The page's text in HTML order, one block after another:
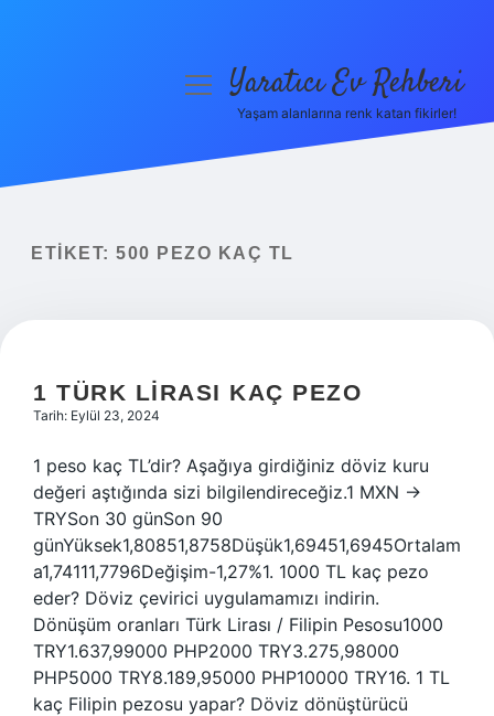
Yasal Uyarı
menüyüYaratıcı Ev Rehberi
Yaşam alanlarına renk katan fikirler!
ETIKET: 500 PEZO KAÇ TL
1 TÜRK LIRASI KAÇ PEZO
Tarih: Eylül 23, 2024
1 peso kaç TL’dir? Aşağıya girdiğiniz döviz kuru
değeri aştığında sizi bilgilendireceğiz.1 MXN →
TRYSon 30 günSon 90
günYüksek1,80851,8758Düşük1,69451,6945Ortalam
a1,74111,7796Değişim-1,27%1. 1000 TL kaç pezo
eder? Döviz çevirici uygulamamızı indirin.
Dönüşüm oranları Türk Lirası / Filipin Pesosu1000
TRY1.637,99000 PHP2000 TRY3.275,98000
PHP5000 TRY8.189,95000 PHP10000 TRY16. 1 TL
kaç Filipin pezosu yapar? Döviz dönüştürücü